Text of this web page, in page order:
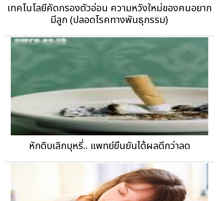
เทคโนโลยีคัดกรองตัวอ่อน ความหวังใหม่ของคนอยาก
มีลูก (ปลอดโรคทางพันธุกรรม)
หักดิบเลิกบุหรี่.. แพทย์ยืนยันได้ผลดีกว่าลด